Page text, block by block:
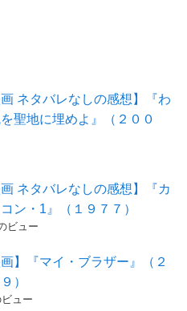
画 ネタバレなしの感想】『わ
聖地に埋めよ』（２００
画 ネタバレなしの感想】『カ
ン・1』（１９７７）
ビュー
画】『マイ・ブラザー』（２
）
ュー